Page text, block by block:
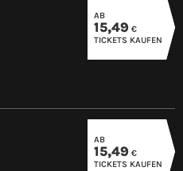
AB
15,49 €
TICKETS KAUFEN
AB
15,49 €
TICKETS KAUFEN